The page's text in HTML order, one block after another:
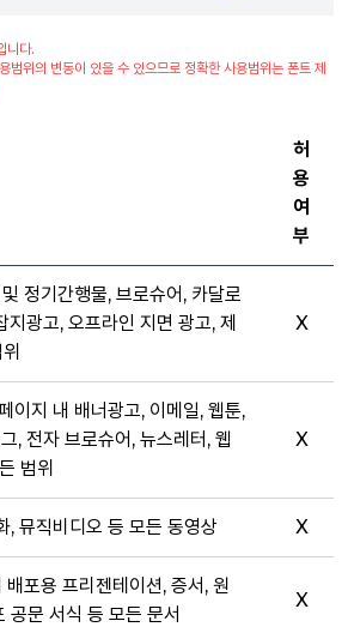
니다.
범위의 변동이 있을 수 있으므로 정확한 사용범위는 폰트 제
허
용
여
부
정기간행물, 브로슈어, 카달로
지광고, 오프라인 지면 광고, 제
X
이지 내 배너광고, 이메일, 웹툰,
, 전자 브로슈어, 뉴스레터, 웹
범위
X
, 뮤직비디오 등 모든 동영상 X
포용 프리젠테이션, 증서, 원
공문 서식 등 모든 문서
X